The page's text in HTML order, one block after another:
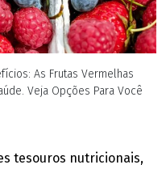
As Frutas Vermelhas
Veja Opções Para Você
tesouros nutricionais,